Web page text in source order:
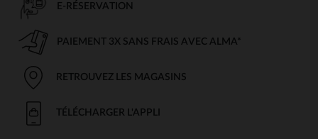
E-RÉSERVATION
PAIEMENT 3X SANS FRAIS AVEC ALMA*
RETROUVEZ LES MAGASINS
TÉLÉCHARGER L'APPLI